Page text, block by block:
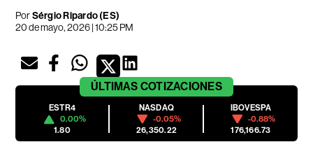
PorSérgio Ripardo (ES)
20 de mayo, 2026 | 10:25 PM
ÚLTIMAS COTIZACIONES
ESTR4
0.00%
1.80
NASDAQ
-0.05%
26,350.22
IBOVESPA
-0.88%
176,166.73